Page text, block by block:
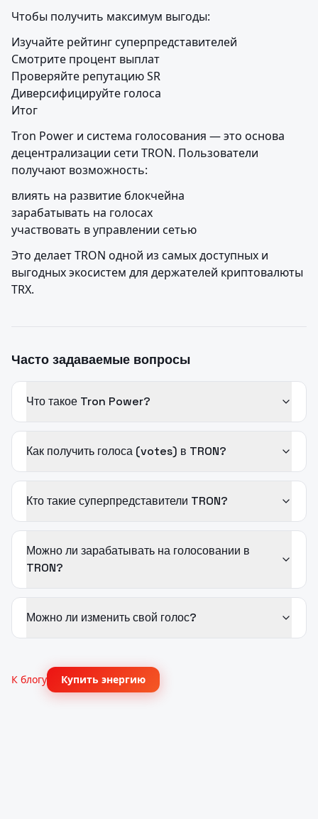
Чтобы получить максимум выгоды:
Изучайте рейтинг суперпредставителей
Смотрите процент выплат
Проверяйте репутацию SR
Диверсифицируйте голоса
Итог
Tron Power и система голосования — это основа
децентрализации сети TRON. Пользователи
получают возможность:
влиять на развитие блокчейна
зарабатывать на голосах
участвовать в управлении сетью
Это делает TRON одной из самых доступных и
выгодных экосистем для держателей криптовалюты
TRX.
Часто задаваемые вопросы
Что такое Tron Power?
Как получить голоса (votes) в TRON?
Кто такие суперпредставители TRON?
Можно ли зарабатывать на голосовании в
TRON?
Можно ли изменить свой голос?
К блогу Купить энергию